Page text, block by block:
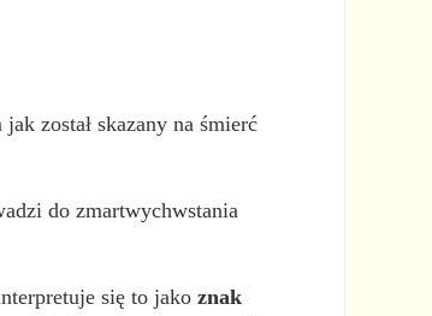
został skazany na śmierć
do zmartwychwstania
się to jakoznak